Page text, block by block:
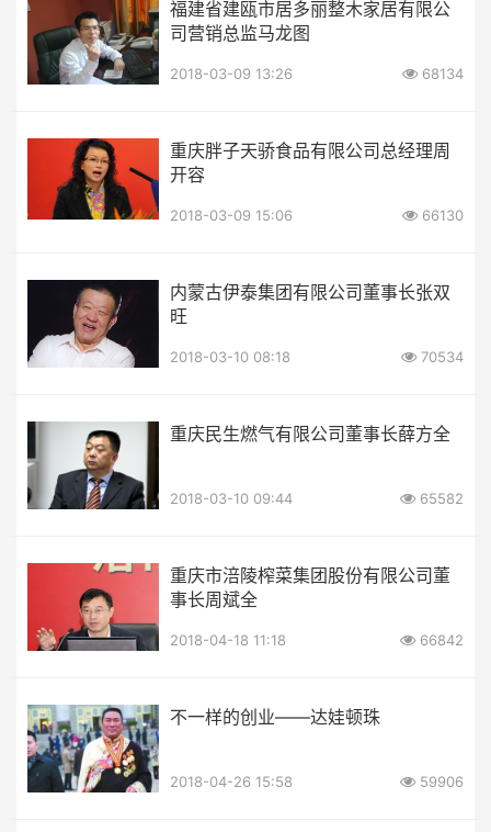
福建省建瓯市居多丽整木家居有限公
司营销总监马龙图
2018-03-09 13:26 68134
重庆胖子天骄食品有限公司总经理周
开容
2018-03-09 15:06 66130
内蒙古伊泰集团有限公司董事长张双
旺
2018-03-10 08:18 70534
重庆民生燃气有限公司董事长薛方全
2018-03-10 09:44 65582
重庆市涪陵榨菜集团股份有限公司董
事长周斌全
2018-04-18 11:18 66842
不一样的创业——达娃顿珠
2018-04-26 15:58 59906